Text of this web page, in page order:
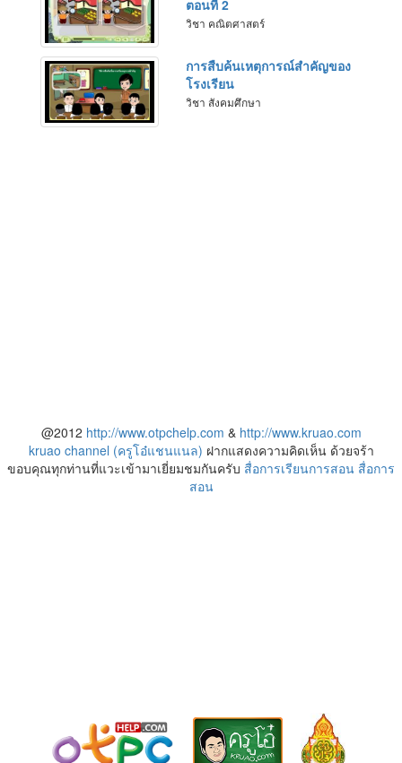
ตอนที่ 2
วิชา คณิตศาสตร์
การสืบค้นเหตุการณ์สำคัญของ
โรงเรียน
วิชา สังคมศึกษา
@2012 http://www.otpchelp.com & http://www.kruao.com
kruao channel (ครูโอ๋แชนแนล) ฝากแสดงความคิดเห็น ด้วยจร้า
ขอบคุณทุกท่านที่แวะเข้ามาเยี่ยมชมกันครับ สื่อการเรียนการสอน สื่อการ
สอน